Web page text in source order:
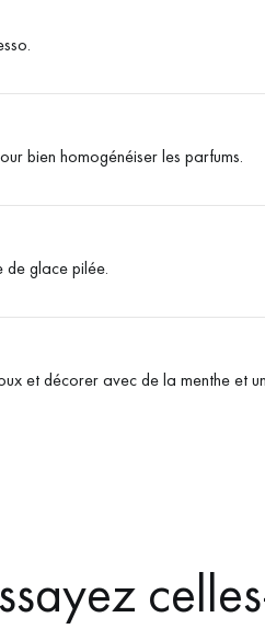
bien homogénéiser les parfums.
de glace pilée.
et décorer avec de la menthe et